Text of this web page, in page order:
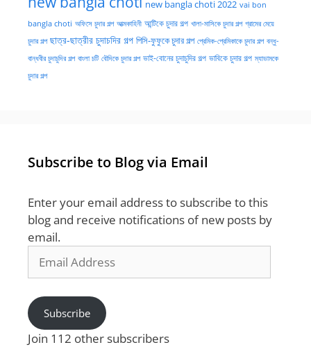
new bangla choti 2022 vai bon
bangla choti অফিসে চুদার গল্প আত্মকাহিনী আন্টিকে চুদার গল্প খালা-মাসিকে চুদার গল্প গ্রামের মেয়ে
চুদার গল্প ছাত্র-ছাত্রীর চুদাচদির গল্প পিসি-ফুফুকে চুদার গল্প প্রেমিক-প্রেমিকাকে চুদার গল্প বন্ধু-
বান্ধবীর চুদাচুদির গল্প বাংলা চটি বৌদিকে চুদার গল্প ভাই-বোনের চুদাচুদির গল্প ভাবিকে চুদার গল্প ম্যাডামকে
চুদার গল্প
Subscribe to Blog via Email
Enter your email address to subscribe to this
blog and receive notifications of new posts by
email.
Address
Subscribe
Join 112 other subscribers